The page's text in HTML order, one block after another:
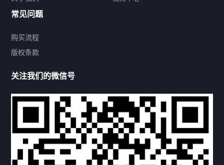
热门标签
机构链接
联系方式 关于我们
下载与支持
资料下载 视频中心
常见问题
常见问题
购买流程
版权条款
关注我们的微信号